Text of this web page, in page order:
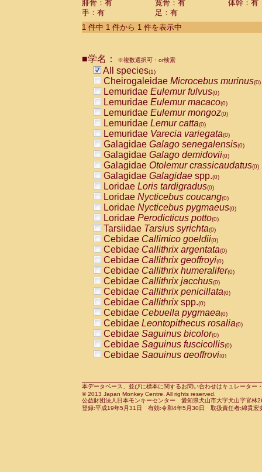
Cebidae Saguinusspp.
Cebidae Aotus trivirgatus
Cebidae Cebus albifrons
CebidaeCebus nigrivittatus
CebidaeCebus
CebidaeSaimiri boliviensis(0)
CebidaeSaimiri sciureus(0)
AtelidaeAlouatta caraya(0)
AtelidaeAlouatta fusca(0)
AtelidaeAlouatta seniculus
AtelidaeAlouattaspp.(0)
AtelidaeAteles belzebuth(0)
AtelidaeAteles geoffroyi(0)
AtelidaeAteles paniscus(0)
AtelidaeAtelesspp.(0)
Atelidae Lagothrix lagothricha
AtelidaeLagothrix lagothricha cana
PitheciidaeCacajao calvus
PitheciidaeCallicebus cupreus
PitheciidaeCallicebus donacophilus
PitheciidaeCallicebus moloch
PitheciidaeCallicebus torquatus
PitheciidaeCallicebusspp.(0)
PitheciidaeChiropotes satanas(0)
PitheciidaePithecia monachus
PitheciidaePithecia pithecia(0)
CercopithecidaeCercocebus agilis
CercopithecidaeCercocebus
CercopithecidaeCercocebus
CercopithecidaeCercocebus
CercopithecidaeCercocebus
CercopithecidaeCercocebushybrid
CercopithecidaePapio anubis(0)
CercopithecidaePapio cynocephalus
CercopithecidaePapio hamadryas(0)
腓骨：有
寛骨：有
体幹：有
手：有
足：有
1 件中 1 件から 1 件を表示中
■学名： ※複数選択可・or検索
All species(1)
Cheirogaleidae Microcebus murinus(0)
Lemuridae Eulemur fulvus(0)
Lemuridae Eulemur macaco(0)
Lemuridae Eulemur mongoz(0)
Lemuridae Lemur catta(0)
Lemuridae Varecia variegata(0)
Galagidae Galago senegalensis(0)
Galagidae Galago demidovii(0)
Galagidae Otolemur crassicaudatus(0)
Galagidae Galagidae spp.(0)
Loridae Loris tardigradus(0)
Loridae Nycticebus coucang(0)
Loridae Nycticebus pygmaeus(0)
Loridae Perodicticus potto(0)
Tarsiidae Tarsius syrichta(0)
Cebidae Callimico goeldii(0)
Cebidae Callithrix argentata(0)
Cebidae Callithrix geoffroyi(0)
Cebidae Callithrix humeralifer(0)
Cebidae Callithrix jacchus(0)
Cebidae Callithrix penicillata(0)
Cebidae Callithrixspp.(0)
Cebidae Cebuella pygmaea(0)
Cebidae Leontopithecus rosalia(0)
Cebidae Saguinus bicolor(0)
Cebidae Saguinus fuscicollis(0)
Cebidae Saguinus geoffroyi(0)
CebidaeSaguinus leucopus(0)
CebidaeSaguinus midas(0)
Cebidae Saguinus mystax(0)
本データベース、並びに標本に関するお問い合わせはキュレータ
© 2013 Japan Monkey Centre. All rights reserved.
公益財団法人日本モンキーセンター 愛知県犬山市大字犬山字官
登録:平成19年5月31日 有効:令和4年5月30日 取扱責任者:綿貫宏